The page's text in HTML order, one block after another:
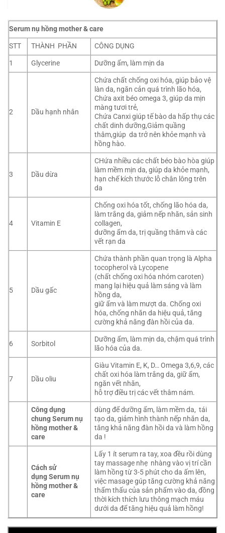
Serum nụ hồng mother & care
STT
THÀNH PHẦN
CÔNG DỤNG
1
Glycerine Dưỡng ẩm, làm mịn da
2 Dầu hạnh nhân
Chứa chất chống oxi hóa, giúp bảo vệ
làn da, ngăn cản quá trình lão hóa,
Chứa axit béo omega 3, giúp da mịn
màng tươi trẻ,
Chứa Canxi giúp tế bào da hấp thụ các
chất dinh dưỡng,Giảm quầng
thâm,giúp da trở nên khỏe mạnh và
hồng hào.
3 Dầu dừa
CHứa nhiều các chất béo bào hòa giúp
làm mềm mịn da, giúp da khỏe mạnh,
hạn chế kích thước lỗ chân lông trên
da
4 Vitamin E
Chống oxi hóa tốt, chống lão hóa da,
làm trắng da, giảm nếp nhăn, sản sinh
collagen,
dưỡng ẩm da, trị quầng thâm và các
vết rạn da
5 Dầu gấc
Chứa thành phần quan trọng là Alpha
tocopherol và Lycopene
(chất chống oxi hóa nhóm caroten)
mang lại hiệu quả làm sáng và làm
hồng da,
giữ ẩm và làm mượt da. Chống oxi
hóa, chống nhăn da hiệu quả, tăng
cường khả năng đàn hồi của da.
6 Sorbitol
Dưỡng ẩm, làm mịn da, chậm quá trình
lão hóa của da.
7 Dầu oliu
Giàu Vitamin E, K, D… Omega 3,6,9, các
chất oxi hóa làm trắng da, giữ ẩm,
ngăn vết nhăn,
hỗ trợ điều trị các vết thâm nám.
Công dụng
chung Serum nụ
hồng mother &
care
dùng để dưỡng ẩm, làm mềm da, tái
tạo da, giảm hình thành nếp nhăn da,
tăng khả năng đàn hồi da và làm hồng
da !
Cách sử
dụng Serum nụ
hồng mother &
care
Lấy 1 ít serum ra tay, xoa đều rồi dùng
tay massage nhẹ nhàng vào vị trí cần
làm hồng từ 3-5 phút cho da ấm lên,
việc masage gúp tăng cường khả năng
thẩm thấu của sản phẩm vào da, đồng
thời kích thích lưu thông mạch máu
dưới da để tăng hiệu quả làm hồng!